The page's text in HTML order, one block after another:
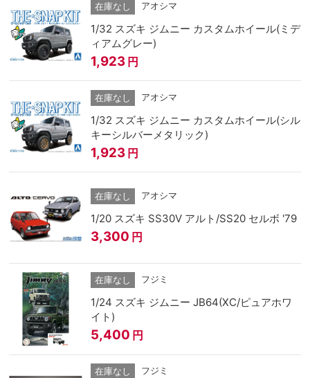
在庫なし アオシマ
1/32 スズキ ジムニー カスタムホイール(ミデ
ィアムグレー)
1,923 円
在庫なし アオシマ
1/32 スズキ ジムニー カスタムホイール(シル
キーシルバーメタリック)
1,923 円
在庫なし アオシマ
1/20 スズキ SS30V アルト/SS20 セルボ '79
3,300 円
在庫なし フジミ
1/24 スズキ ジムニー JB64(XC/ピュアホワ
イト)
5,400 円
在庫なし フジミ